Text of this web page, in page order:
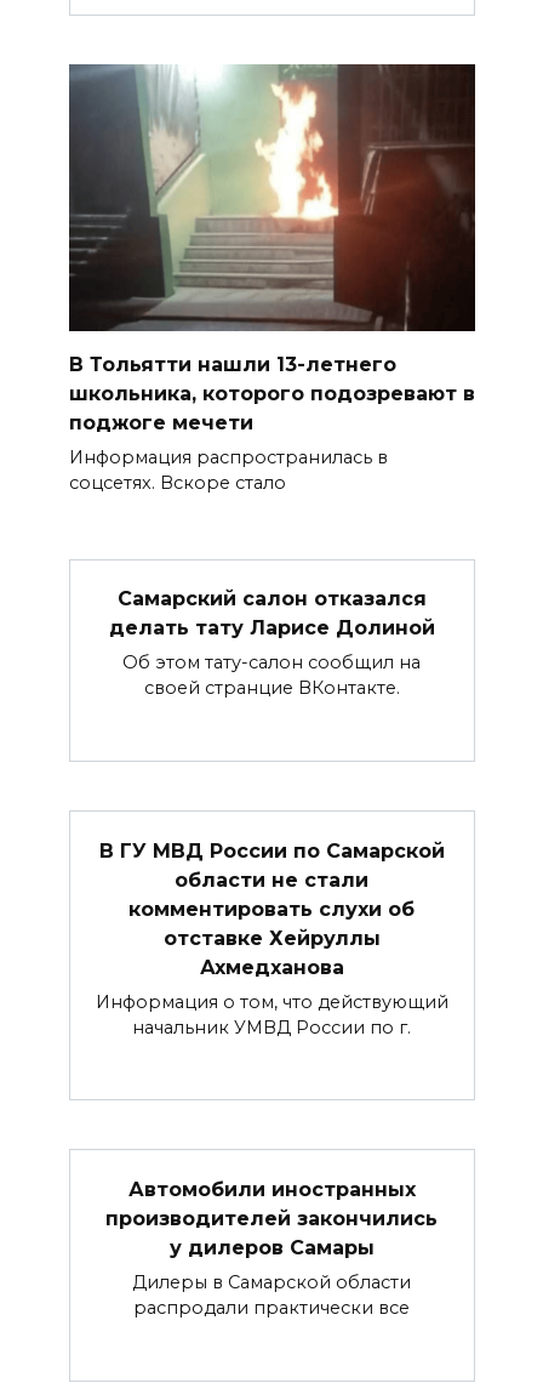
В Тольятти нашли 13-летнего
школьника, которого подозревают в
поджоге мечети
Информация распространилась в
соцсетях. Вскоре стало
Самарский салон отказался
делать тату Ларисе Долиной
Об этом тату-салон сообщил на
своей странцие ВКонтакте.
В ГУ МВД России по Самарской
области не стали
комментировать слухи об
отставке Хейруллы
Ахмедханова
Информация о том, что действующий
начальник УМВД России по г.
Автомобили иностранных
производителей закончились
у дилеров Самары
Дилеры в Самарской области
распродали практически все